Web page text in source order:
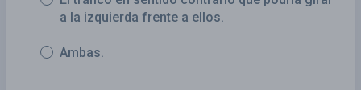
a la izquierda frente a ellos.
Ambas.